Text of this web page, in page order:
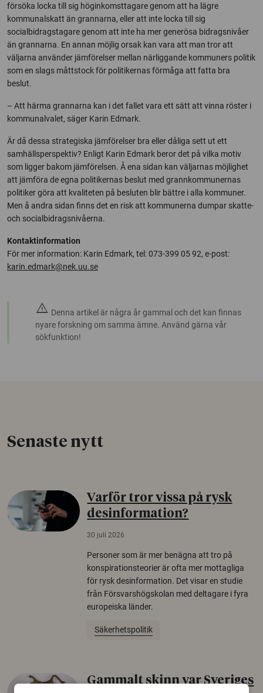
försöka locka till sig höginkomsttagare genom att ha lägre
kommunalskatt än grannarna, eller att inte locka till sig
socialbidragstagare genom att inte ha mer generösa bidragsnivåer
än grannarna. En annan möjlig orsak kan vara att man tror att
väljarna använder jämförelser mellan närliggande kommuners politik
som en slags måttstock för politikernas förmåga att fatta bra
beslut.
– Att härma grannarna kan i det fallet vara ett sätt att vinna röster i
kommunalvalet, säger Karin Edmark.
Är då dessa strategiska jämförelser bra eller dåliga sett ut ett
samhällsperspektiv? Enligt Karin Edmark beror det på vilka motiv
som ligger bakom jämförelsen. Å ena sidan kan väljarnas möjlighet
att jämföra de egna politikernas beslut med grannkommunernas
politiker göra att kvaliteten på besluten blir bättre i alla kommuner.
Men å andra sidan finns det en risk att kommunerna dumpar skatte-
och socialbidragsnivåerna.
Kontaktinformation
För mer information: Karin Edmark, tel: 073-399 05 92, e-post:
karin.edmark@nek.uu.se
warning Denna artikel är några år gammal och det kan finnas
nyare forskning om samma ämne. Använd gärna vår
sökfunktion!
Senaste nytt
Varför tror vissa på rysk
desinformation?
30 juli 2026
Personer som är mer benägna att tro på
konspirationsteorier är ofta mer mottagliga
för rysk desinformation. Det visar en studie
från Försvarshögskolan med deltagare i fyra
europeiska länder.
Säkerhetspolitik
Gammalt skinn var Sveriges